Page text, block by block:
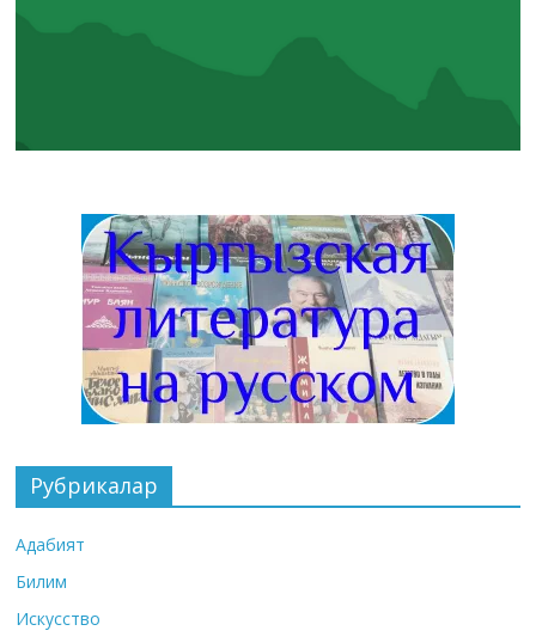
Рубрикалар
Адабият
Билим
Искусство